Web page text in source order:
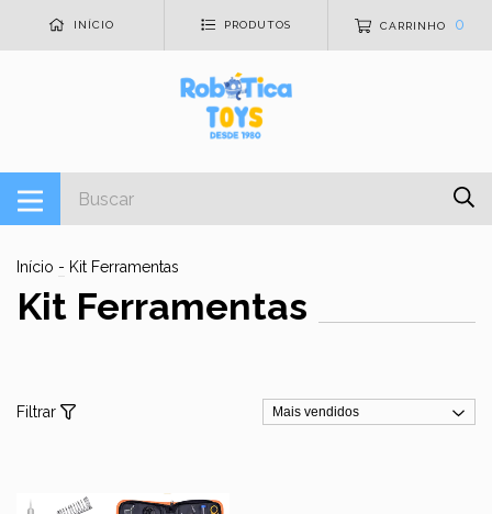
INÍCIO PRODUTOS CARRINHO 0
Início - Kit Ferramentas
Kit Ferramentas
Filtrar